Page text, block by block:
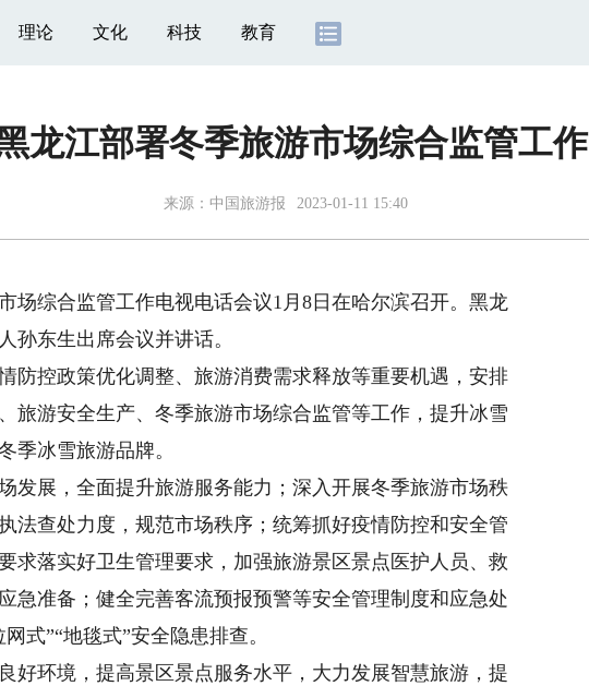
理论 文化 科技 教育
龙江部署冬季旅游市场综合监管工作
来源： 中国旅游报 2023-01-11 15:40
综合监管工作电视电话会议1月8日在哈尔滨召开。黑龙
孙东生出席会议并讲话。
控政策优化调整、旅游消费需求释放等重要机遇，安排
旅游安全生产、冬季旅游市场综合监管等工作，提升冰雪
季冰雪旅游品牌。
展，全面提升旅游服务能力；深入开展冬季旅游市场秩
法查处力度，规范市场秩序；统筹抓好疫情防控和安全管
求落实好卫生管理要求，加强旅游景区景点医护人员、救
急准备；健全完善客流预报预警等安全管理制度和应急处
式”“地毯式”安全隐患排查。
环境，提高景区景点服务水平，大力发展智慧旅游，提